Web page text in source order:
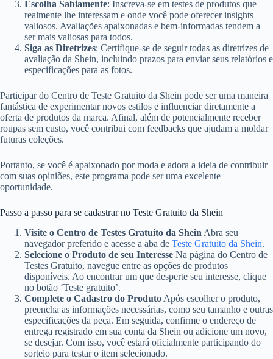
Escolha Sabiamente: Inscreva-se em testes de produtos que
realmente lhe interessam e onde você pode oferecer insights
valiosos. Avaliações apaixonadas e bem-informadas tendem a
ser mais valiosas para todos.
Siga as Diretrizes: Certifique-se de seguir todas as diretrizes de
avaliação da Shein, incluindo prazos para enviar seus relatórios e
especificações para as fotos.
Participar do Centro de Teste Gratuito da Shein pode ser uma maneira
fantástica de experimentar novos estilos e influenciar diretamente a
oferta de produtos da marca. Afinal, além de potencialmente receber
roupas sem custo, você contribui com feedbacks que ajudam a moldar
futuras coleções.
Portanto, se você é apaixonado por moda e adora a ideia de contribuir
com suas opiniões, este programa pode ser uma excelente
oportunidade.
Passo a passo para se cadastrar no Teste Gratuito da Shein
Visite o Centro de Testes Gratuito da Shein Abra seu
navegador preferido e acesse a aba de Teste Gratuito da Shein.
Selecione o Produto de seu Interesse Na página do Centro de
Testes Gratuito, navegue entre as opções de produtos
disponíveis. Ao encontrar um que desperte seu interesse, clique
no botão ‘Teste gratuito’.
Complete o Cadastro do Produto Após escolher o produto,
preencha as informações necessárias, como seu tamanho e outras
especificações da peça. Em seguida, confirme o endereço de
entrega registrado em sua conta da Shein ou adicione um novo,
se desejar. Com isso, você estará oficialmente participando do
sorteio para testar o item selecionado.